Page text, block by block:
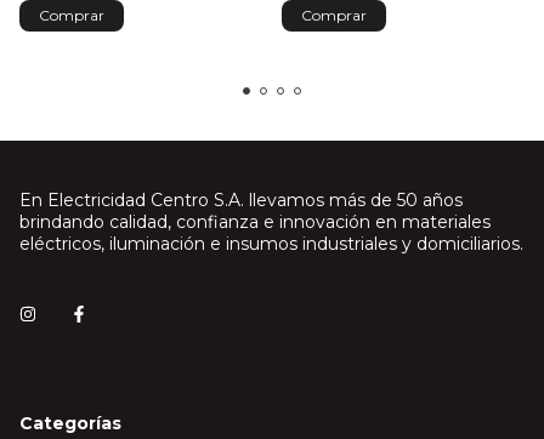
En Electricidad Centro S.A. llevamos más de 50 años
brindando calidad, confianza e innovación en materiales
eléctricos, iluminación e insumos industriales y domiciliarios.
Categorías